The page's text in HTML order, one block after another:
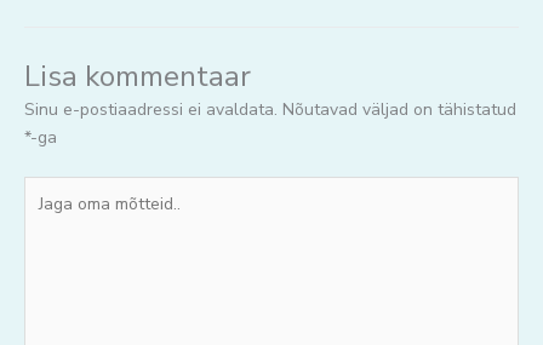
Lisa kommentaar
Sinu e-postiaadressi ei avaldata. Nõutavad väljad on tähistatud
*-ga
oma